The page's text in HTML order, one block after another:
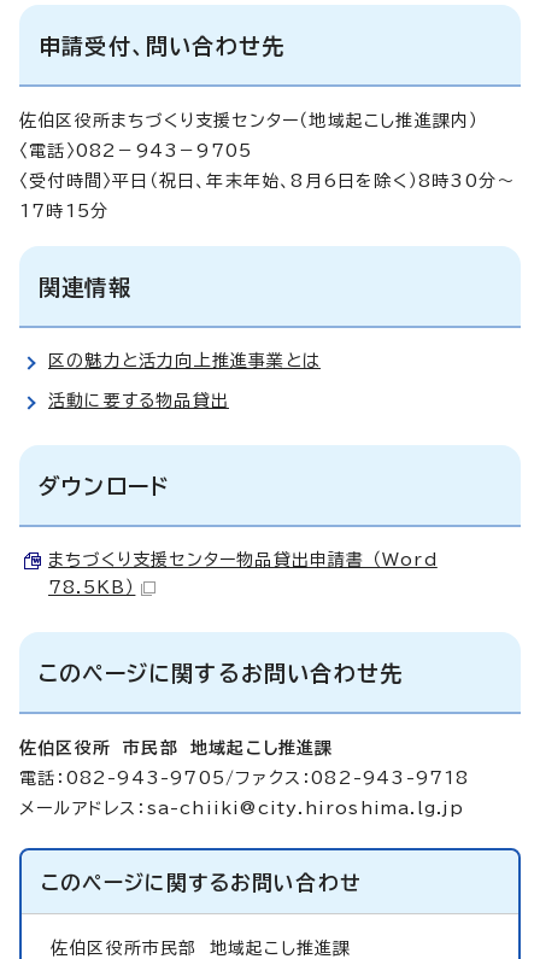
申請受付、問い合わせ先
佐伯区役所まちづくり支援センター（地域起こし推進課内）
〈電話〉082－943－9705
〈受付時間〉平日（祝日、年末年始、8月6日を除く）8時30分～
17時15分
関連情報
区の魅力と活力向上推進事業とは
活動に要する物品貸出
ダウンロード
まちづくり支援センター物品貸出申請書 （Word
78.5KB）
このページに関するお問い合わせ先
佐伯区役所 市民部 地域起こし推進課
電話：082-943-9705/ファクス：082-943-9718
メールアドレス： sa-chiiki@city.hiroshima.lg.jp
このページに関するお問い合わせ
佐伯区役所市民部 地域起こし推進課